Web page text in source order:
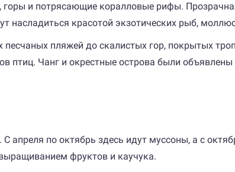
и потрясающие коралловые рифы.
насладиться красотой экзотических рыб,
песчаных пляжей до скалистых гор, покрытых
птиц. Чанг и окрестные острова были
С апреля по октябрь здесь идут муссоны, а с
фруктов и каучука.